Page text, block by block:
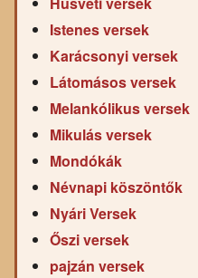
Istenes versek
Karácsonyi versek
Látomásos versek
Melankólikus versek
Mikulás versek
Mondókák
Névnapi köszöntők
Nyári Versek
Őszi versek
pajzán versek